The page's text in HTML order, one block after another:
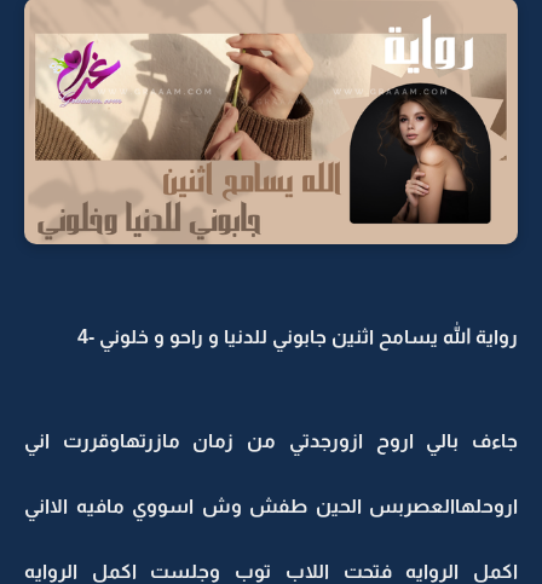
رواية الله يسامح اثنين جابوني للدنيا و راحو و خلوني -4
جاءف بالي اروح ازورجدتي من زمان مازرتهاوقررت اني
اروحلهاالعصربس الحين طفش وش اسووي مافيه الااني
اكمل الروايه فتحت اللاب توب وجلست اكمل الروايه